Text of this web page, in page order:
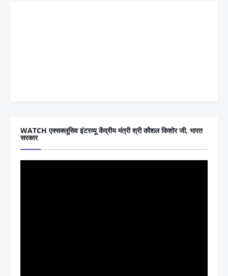
WATCH एक्सक्लूसिव इंटरव्यू केंद्रीय मंत्री श्री कौशल किशोर जी, भारत
सरकार